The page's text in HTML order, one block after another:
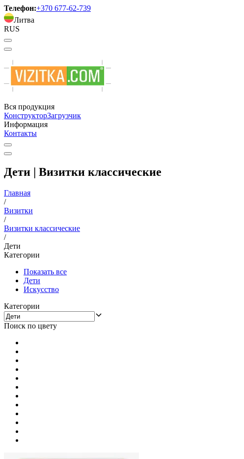
Телефон:+370 677-62-739
Литва
RUS
Вся продукция
КонструкторЗагрузчик
Информация
Контакты
Дети | Визитки классические
Главная
/
Визитки
/
Визитки классические
/
Дети
Категории
Показать все
Дети
Искусство
Категории
Поиск по цвету